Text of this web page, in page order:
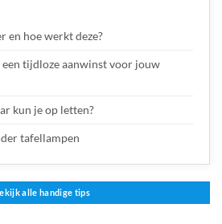
en hoe werkt deze?
een tijdloze aanwinst voor jouw
kun je op letten?
tafellampen
alle handige tips